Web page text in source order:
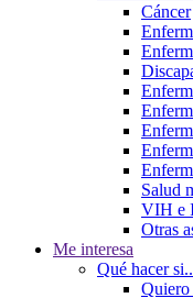
Cáncer
Salud
VIH e
Otras
Me interesa
Qué hacer
Quiero